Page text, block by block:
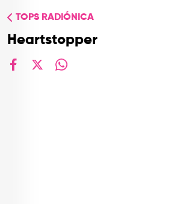
TOPS RADIÓNICA
Heartstopper